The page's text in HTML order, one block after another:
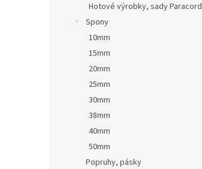
Hotové výrobky, sady Paracord
Spony
10mm
15mm
20mm
25mm
30mm
38mm
40mm
50mm
Popruhy, pásky